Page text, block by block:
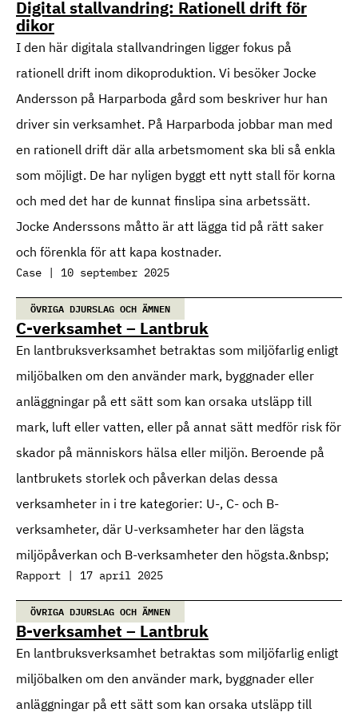
Digital stallvandring: Rationell drift för
dikor
I den här digitala stallvandringen ligger fokus på
rationell drift inom dikoproduktion. Vi besöker Jocke
Andersson på Harparboda gård som beskriver hur han
driver sin verksamhet. På Harparboda jobbar man med
en rationell drift där alla arbetsmoment ska bli så enkla
som möjligt. De har nyligen byggt ett nytt stall för korna
och med det har de kunnat finslipa sina arbetssätt.
Jocke Anderssons måtto är att lägga tid på rätt saker
och förenkla för att kapa kostnader.
Case | 10 september 2025
ÖVRIGA DJURSLAG OCH ÄMNEN
C-verksamhet – Lantbruk
En lantbruksverksamhet betraktas som miljöfarlig enligt
miljöbalken om den använder mark, byggnader eller
anläggningar på ett sätt som kan orsaka utsläpp till
mark, luft eller vatten, eller på annat sätt medför risk för
skador på människors hälsa eller miljön. Beroende på
lantbrukets storlek och påverkan delas dessa
verksamheter in i tre kategorier: U-, C- och B-
verksamheter, där U-verksamheter har den lägsta
miljöpåverkan och B-verksamheter den högsta.&nbsp;
Rapport | 17 april 2025
ÖVRIGA DJURSLAG OCH ÄMNEN
B-verksamhet – Lantbruk
En lantbruksverksamhet betraktas som miljöfarlig enligt
miljöbalken om den använder mark, byggnader eller
anläggningar på ett sätt som kan orsaka utsläpp till